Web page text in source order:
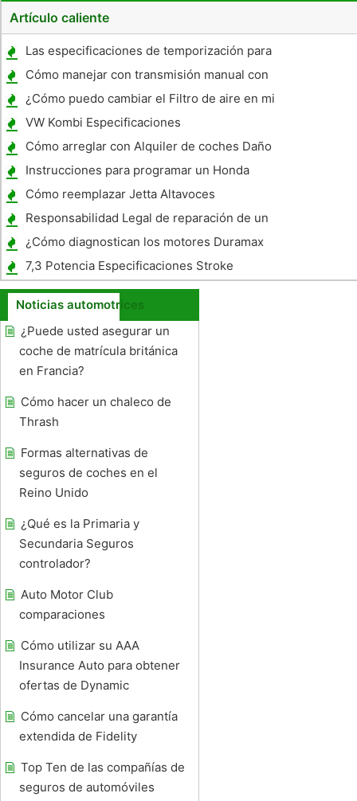
Artículo caliente
Las especificaciones de temporización para
un Chevy 427
Cómo manejar con transmisión manual con
un pie izquierdo roto
¿Cómo puedo cambiar el Filtro de aire en mi
2003 Honda Accord?
VW Kombi Especificaciones
Cómo arreglar con Alquiler de coches Daño
Instrucciones para programar un Honda
Ridgeline llave FOB
Cómo reemplazar Jetta Altavoces
Responsabilidad Legal de reparación de un
coche personal utilizado para el trabajo
¿Cómo diagnostican los motores Duramax
7,3 Potencia Especificaciones Stroke
Noticias automotrices
¿Puede usted asegurar un
coche de matrícula británica
en Francia?
Cómo hacer un chaleco de
Thrash
Formas alternativas de
seguros de coches en el
Reino Unido
¿Qué es la Primaria y
Secundaria Seguros
controlador?
Auto Motor Club
comparaciones
Cómo utilizar su AAA
Insurance Auto para obtener
ofertas de Dynamic
Cómo cancelar una garantía
extendida de Fidelity
Top Ten de las compañías de
seguros de automóviles